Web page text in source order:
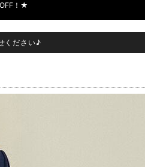
！★
ください♪